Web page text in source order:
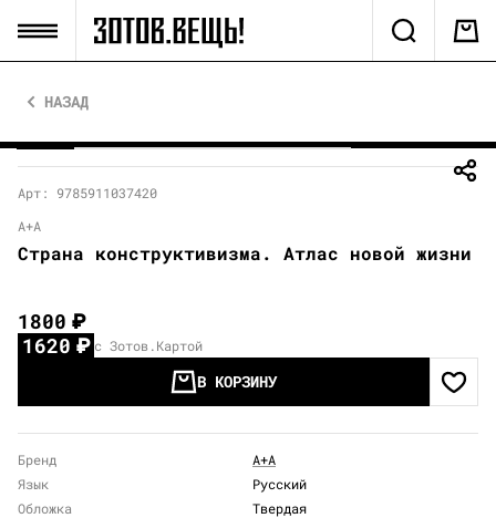
НАЗАД
Арт: 9785911037420
А+А
Страна конструктивизма. Атлас новой жизни
1800₽
1620₽ с Зотов.Картой
В КОРЗИНУ
Бренд
А+А
Язык
Русский
Обложка
Твердая